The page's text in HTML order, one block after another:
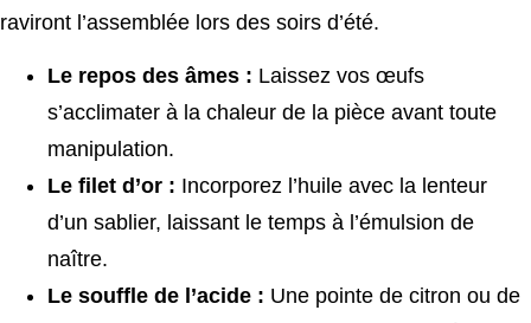
raviront l’assemblée lors des soirs d’été.
Le repos des âmes : Laissez vos œufs
s’acclimater à la chaleur de la pièce avant toute
manipulation.
Le filet d’or : Incorporez l’huile avec la lenteur
d’un sablier, laissant le temps à l’émulsion de
naître.
Le souffle de l’acide : Une pointe de citron ou de